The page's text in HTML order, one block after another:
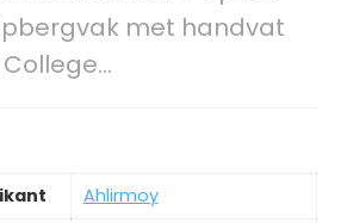
met handvat
‎Ahlirmoy